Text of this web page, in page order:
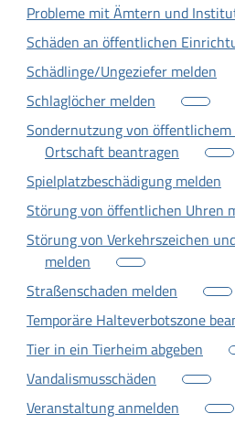
Probleme mit Ämtern und
Schäden an öffentlichen
Schädlinge/Ungeziefer melden
Schlaglöcher melden
Sondernutzung von
Ortschaft beantragen
Spielplatzbeschädigung melden
Störung von öffentlichen Uhren
Störung von Verkehrszeichen
melden
Straßenschaden melden
Temporäre Halteverbotszone
Tier in ein Tierheim abgeben
Vandalismusschäden
Veranstaltung anmelden